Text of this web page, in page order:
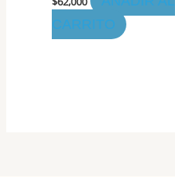
CARRITO